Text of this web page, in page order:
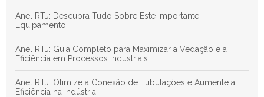
Anel RTJ: Descubra Tudo Sobre Este Importante
Equipamento
Anel RTJ: Guia Completo para Maximizar a Vedação e a
Eficiência em Processos Industriais
Anel RTJ: Otimize a Conexão de Tubulações e Aumente a
Eficiência na Indústria